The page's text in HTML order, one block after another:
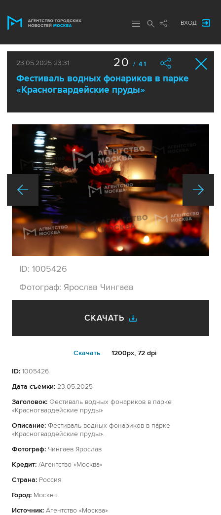
ВХОД
23.05.2025 23:31
Фестиваль водных фонариков в парке
«Красногвардейские пруды»
20 / 41
ID: 1005426
Фотограф: Ярослав Чингаев
СКАЧАТЬ
Cкачать 1200px, 72 dpi
ID: 1005426
Дата съемки: 23.05.2025
Заголовок: Фестиваль водных фонариков в парке
«Красногвардейские пруды»
Описание: Фестиваль водных фонариков в парке
«Красногвардейские пруды».
Фотограф: Чингаев Ярослав
Кредит: /Агентство «Москва»
Страна: Россия
Город: Москва
Источник: Агентство «Москва»